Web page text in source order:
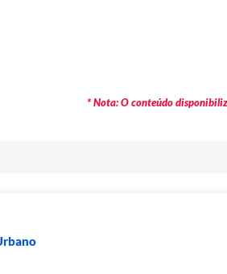
* Nota: O conteúdo